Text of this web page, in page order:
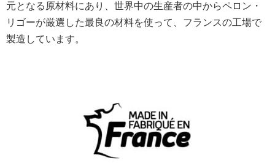
元となる原材料にあり、世界中の生産者の中からペロン・
リゴーが厳選した最良の材料を使って、フランスの工場で
製造しています。